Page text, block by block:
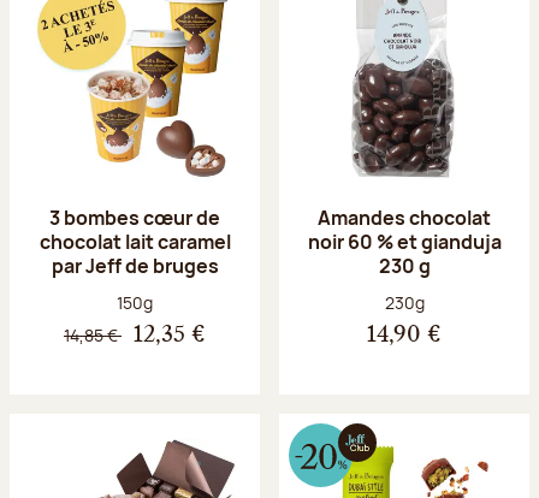
3 bombes cœur de
chocolat lait caramel
par Jeff de bruges
Poids net :
150g
14,85 € 12,35 €
Amandes chocolat
noir 60 % et gianduja
230 g
Poids net :
230g
14,90 €